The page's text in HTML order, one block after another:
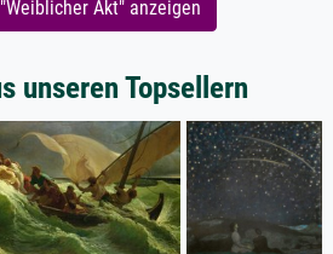
Akt" anzeigen
unseren Topsellern